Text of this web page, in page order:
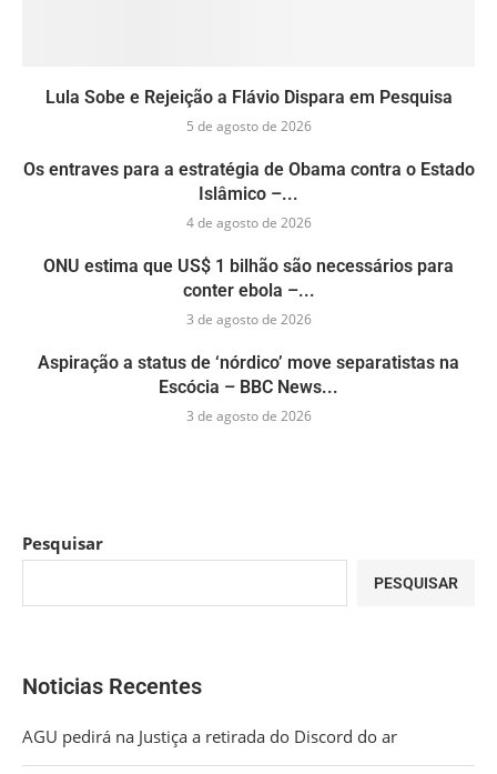
Lula Sobe e Rejeição a Flávio Dispara em Pesquisa
5 de agosto de 2026
Os entraves para a estratégia de Obama contra o Estado
Islâmico –...
4 de agosto de 2026
ONU estima que US$ 1 bilhão são necessários para
conter ebola –...
3 de agosto de 2026
Aspiração a status de ‘nórdico’ move separatistas na
Escócia – BBC News...
3 de agosto de 2026
Pesquisar
PESQUISAR
Noticias Recentes
AGU pedirá na Justiça a retirada do Discord do ar